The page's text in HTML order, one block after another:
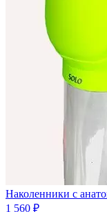
Наколенники с
1 560 ₽